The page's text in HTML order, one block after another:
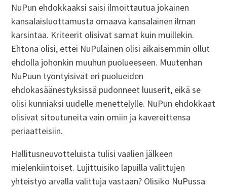
NuPun ehdokkaaksi saisi ilmoittautua jokainen
kansalaisluottamusta omaava kansalainen ilman
karsintaa. Kriteerit olisivat samat kuin muillekin.
Ehtona olisi, ettei NuPulainen olisi aikaisemmin ollut
ehdolla johonkin muuhun puolueeseen. Muutenhan
NuPuun työntyisivät eri puolueiden
ehdokasäänestyksissä pudonneet luuserit, eikä se
olisi kunniaksi uudelle menettelylle. NuPun ehdokkaat
olisivat sitoutuneita vain omiin ja kavereittensa
periaatteisiin.
Hallitusneuvotteluista tulisi vaalien jälkeen
mielenkiintoiset. Lujittuisiko lapuilla valittujen
yhteistyö arvalla valittuja vastaan? Olisiko NuPussa